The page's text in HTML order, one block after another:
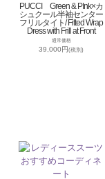
PUCCI Green & PInk×カ
シュクール半袖センター
フリルタイト/ Fitted Wrap
Dress with Frill at Front
通常価格
39,000円(税別)